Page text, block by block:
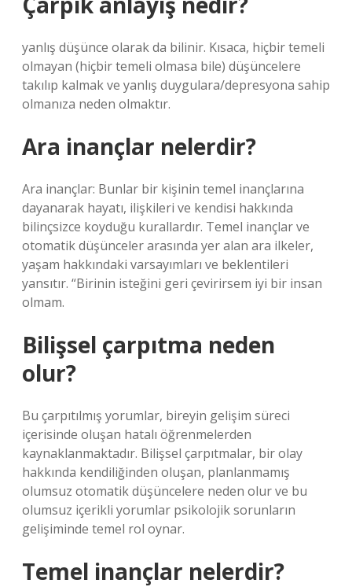
yanlış düşünce olarak da bilinir. Kısaca, hiçbir temeli
olmayan (hiçbir temeli olmasa bile) düşüncelere
takılıp kalmak ve yanlış duygulara/depresyona sahip
olmanıza neden olmaktır.
Ara inançlar nelerdir?
Ara inançlar: Bunlar bir kişinin temel inançlarına
dayanarak hayatı, ilişkileri ve kendisi hakkında
bilinçsizce koyduğu kurallardır. Temel inançlar ve
otomatik düşünceler arasında yer alan ara ilkeler,
yaşam hakkındaki varsayımları ve beklentileri
yansıtır. “Birinin isteğini geri çevirirsem iyi bir insan
olmam.
Bilişsel çarpıtma neden
olur?
Bu çarpıtılmış yorumlar, bireyin gelişim süreci
içerisinde oluşan hatalı öğrenmelerden
kaynaklanmaktadır. Bilişsel çarpıtmalar, bir olay
hakkında kendiliğinden oluşan, planlanmamış
olumsuz otomatik düşüncelere neden olur ve bu
olumsuz içerikli yorumlar psikolojik sorunların
gelişiminde temel rol oynar.
Temel inançlar nelerdir?